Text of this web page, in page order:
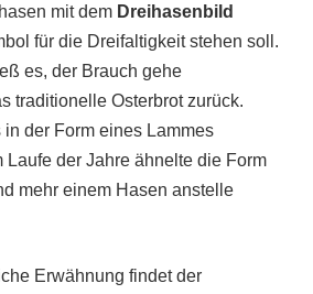
mit dem Dreihasenbild
für die Dreifaltigkeit stehen soll.
es, der Brauch gehe
traditionelle Osterbrot zurück.
in der Form eines Lammes
Laufe der Jahre ähnelte die Form
mehr einem Hasen anstelle
Erwähnung findet der